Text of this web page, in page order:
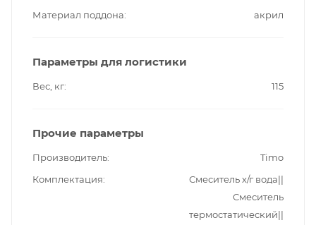
Материал поддона акрил
Параметры для логистики
Вес, кг 115
Прочие параметры
Производитель
Timo
Комплектация
Смеситель х/г вода||
Смеситель
термостатический||